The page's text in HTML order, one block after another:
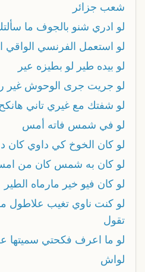
شعب جزائر
لو ادري شنو بالجوف ما
لو استعمل الفرنسي الواقي
لو بيده طير لو بطيزه عير
لو جريت جرى الوحوش غير
لو شفتك مع غيري تاني
لو في شمس فاته أمس
لو كان الخوخ كي داوي كان
لو كان به شمس كان من
لو كان فيو خير مارماه الطير
لو كنت ناوي تغيب علاطول
تقول
لو ما اعرف فكحتي سميتها
لواش